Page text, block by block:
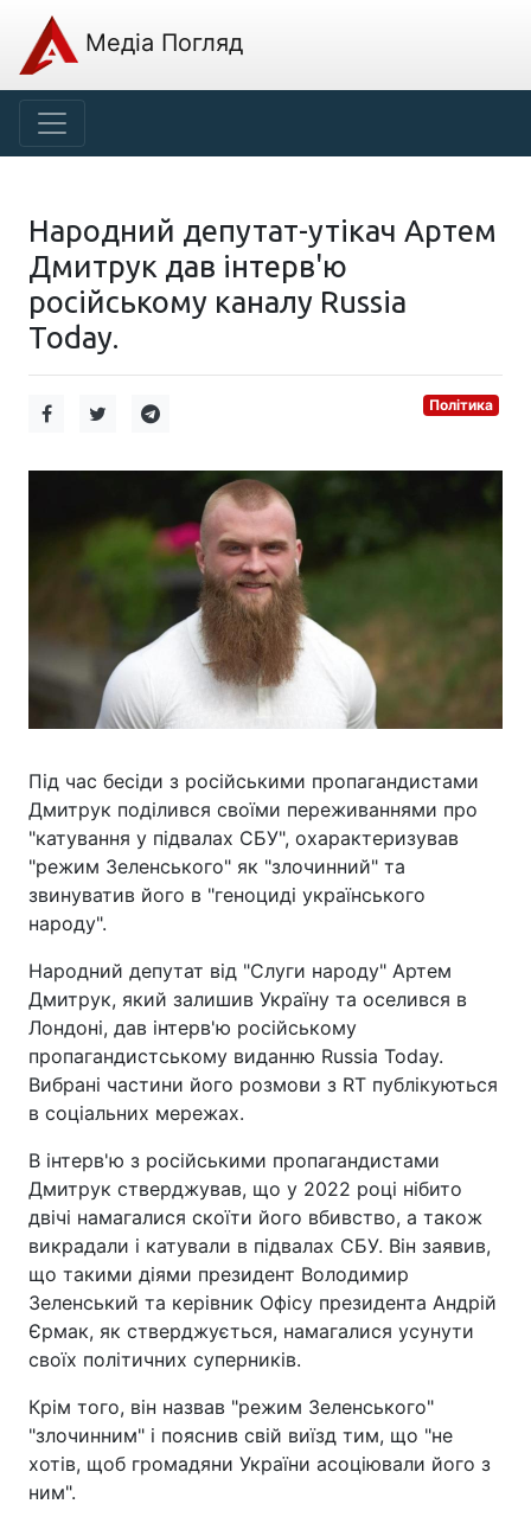
Медіа Погляд
Народний депутат-утікач Артем
Дмитрук дав інтерв'ю
російському каналу Russia
Today.
Політика
Під час бесіди з російськими пропагандистами
Дмитрук поділився своїми переживаннями про
"катування у підвалах СБУ", охарактеризував
"режим Зеленського" як "злочинний" та
звинуватив його в "геноциді українського
народу".
Народний депутат від "Слуги народу" Артем
Дмитрук, який залишив Україну та оселився в
Лондоні, дав інтерв'ю російському
пропагандистському виданню Russia Today.
Вибрані частини його розмови з RT публікуються
в соціальних мережах.
В інтерв'ю з російськими пропагандистами
Дмитрук стверджував, що у 2022 році нібито
двічі намагалися скоїти його вбивство, а також
викрадали і катували в підвалах СБУ. Він заявив,
що такими діями президент Володимир
Зеленський та керівник Офісу президента Андрій
Єрмак, як стверджується, намагалися усунути
своїх політичних суперників.
Крім того, він назвав "режим Зеленського"
"злочинним" і пояснив свій виїзд тим, що "не
хотів, щоб громадяни України асоціювали його з
ним".